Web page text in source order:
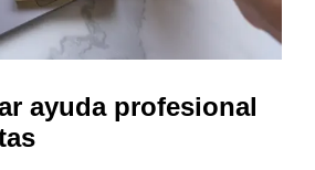
ayuda profesional